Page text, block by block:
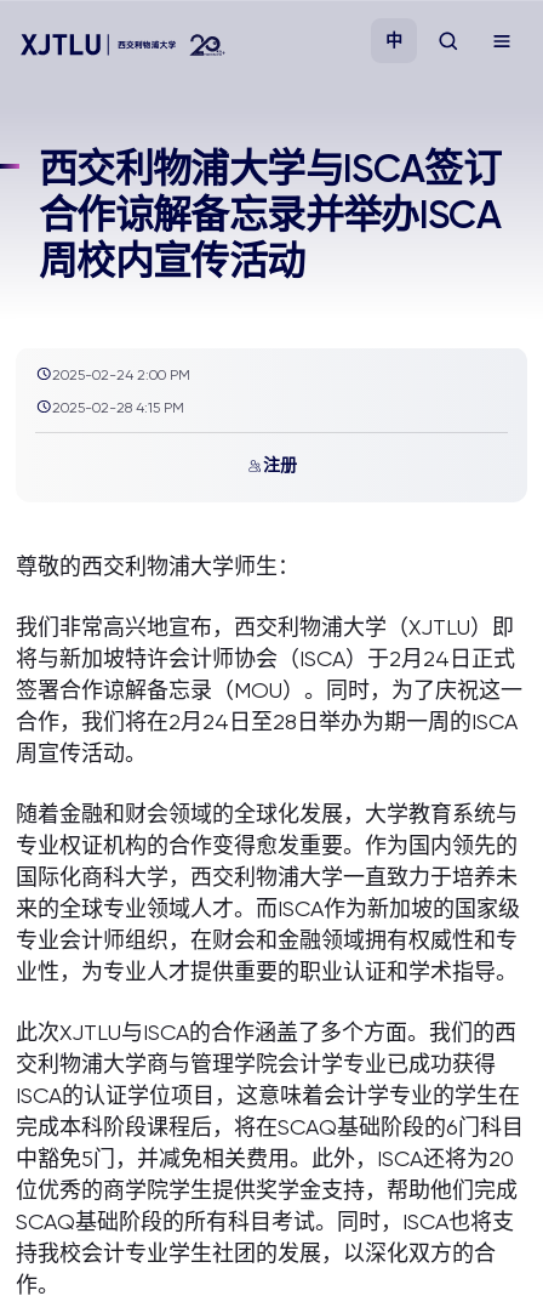
招生
科研
中
西交利物浦大学与ISCA签订
合作谅解备忘录并举办ISCA
周校内宣传活动
2025-02-24 2:00 PM
2025-02-28 4:15 PM
注册
尊敬的西交利物浦大学师生：
我们非常高兴地宣布，西交利物浦大学（XJTLU）即
将与新加坡特许会计师协会（ISCA）于2月24日正式
签署合作谅解备忘录（MOU）。同时，为了庆祝这一
合作，我们将在2月24日至28日举办为期一周的ISCA
周宣传活动。
随着金融和财会领域的全球化发展，大学教育系统与
专业权证机构的合作变得愈发重要。作为国内领先的
国际化商科大学，西交利物浦大学一直致力于培养未
来的全球专业领域人才。而ISCA作为新加坡的国家级
专业会计师组织，在财会和金融领域拥有权威性和专
业性，为专业人才提供重要的职业认证和学术指导。
此次XJTLU与ISCA的合作涵盖了多个方面。我们的西
交利物浦大学商与管理学院会计学专业已成功获得
ISCA的认证学位项目，这意味着会计学专业的学生在
完成本科阶段课程后，将在SCAQ基础阶段的6门科目
中豁免5门，并减免相关费用。此外，ISCA还将为20
位优秀的商学院学生提供奖学金支持，帮助他们完成
SCAQ基础阶段的所有科目考试。同时，ISCA也将支
持我校会计专业学生社团的发展，以深化双方的合
作。